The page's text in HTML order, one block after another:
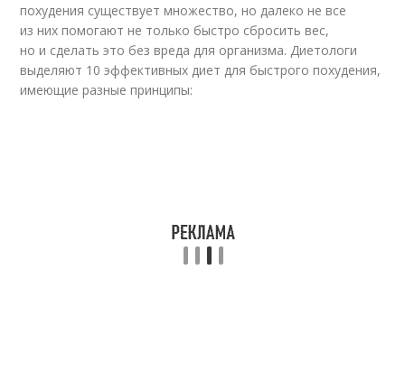
похудения существует множество, но далеко не все
из них помогают не только быстро сбросить вес,
но и сделать это без вреда для организма. Диетологи
выделяют 10 эффективных диет для быстрого похудения,
имеющие разные принципы: